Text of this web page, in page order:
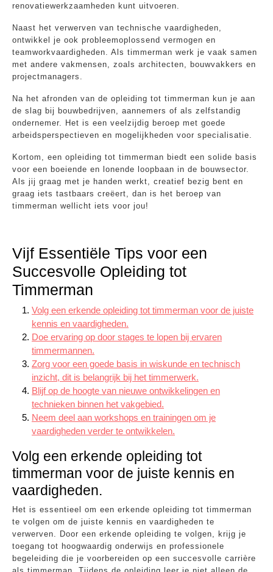
renovatiewerkzaamheden kunt uitvoeren.
Naast het verwerven van technische vaardigheden,
ontwikkel je ook probleemoplossend vermogen en
teamworkvaardigheden. Als timmerman werk je vaak samen
met andere vakmensen, zoals architecten, bouwvakkers en
projectmanagers.
Na het afronden van de opleiding tot timmerman kun je aan
de slag bij bouwbedrijven, aannemers of als zelfstandig
ondernemer. Het is een veelzijdig beroep met goede
arbeidsperspectieven en mogelijkheden voor specialisatie.
Kortom, een opleiding tot timmerman biedt een solide basis
voor een boeiende en lonende loopbaan in de bouwsector.
Als jij graag met je handen werkt, creatief bezig bent en
graag iets tastbaars creëert, dan is het beroep van
timmerman wellicht iets voor jou!
Vijf Essentiële Tips voor een
Succesvolle Opleiding tot
Timmerman
Volg een erkende opleiding tot timmerman voor de juiste
kennis en vaardigheden.
Doe ervaring op door stages te lopen bij ervaren
timmermannen.
Zorg voor een goede basis in wiskunde en technisch
inzicht, dit is belangrijk bij het timmerwerk.
Blijf op de hoogte van nieuwe ontwikkelingen en
technieken binnen het vakgebied.
Neem deel aan workshops en trainingen om je
vaardigheden verder te ontwikkelen.
Volg een erkende opleiding tot
timmerman voor de juiste kennis en
vaardigheden.
Het is essentieel om een erkende opleiding tot timmerman
te volgen om de juiste kennis en vaardigheden te
verwerven. Door een erkende opleiding te volgen, krijg je
toegang tot hoogwaardig onderwijs en professionele
begeleiding die je voorbereiden op een succesvolle carrière